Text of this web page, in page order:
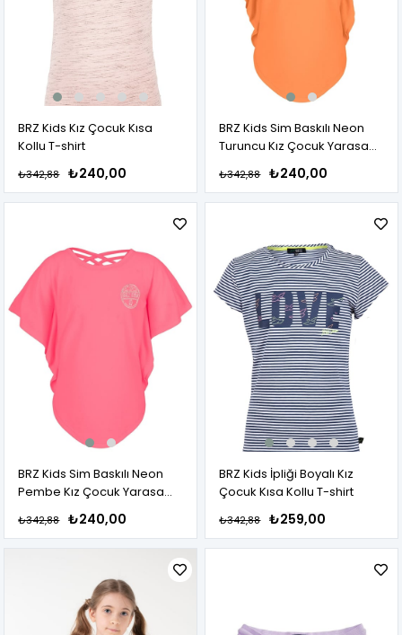
BRZ Kids Kız Çocuk Kısa
Kollu T-shirt
₺240,00
₺342,88
BRZ Kids Sim Baskılı Neon
Turuncu Kız Çocuk Yarasa
Kollu T-shirt.
₺240,00
₺342,88
BRZ Kids Sim Baskılı Neon
Pembe Kız Çocuk Yarasa
Kollu T-shirt.
₺240,00
₺342,88
BRZ Kids İpliği Boyalı Kız
Çocuk Kısa Kollu T-shirt
₺259,00
₺342,88